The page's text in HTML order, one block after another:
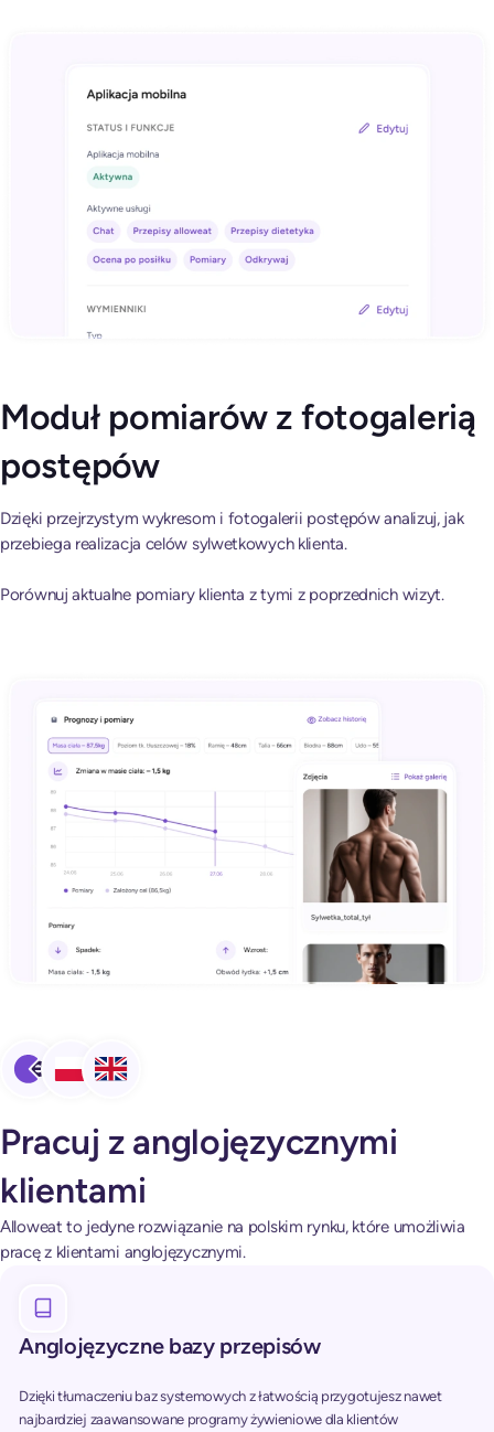
Moduł pomiarów z fotogalerią
postępów
Dzięki przejrzystym wykresom i fotogalerii postępów analizuj, jak
przebiega realizacja celów sylwetkowych klienta.
Porównuj aktualne pomiary klienta z tymi z poprzednich wizyt.
Pracuj z anglojęzycznymi
klientami
Alloweat to jedyne rozwiązanie na polskim rynku, które umożliwia
pracę z klientami anglojęzycznymi.
Anglojęzyczne bazy przepisów
Dzięki tłumaczeniu baz systemowych z łatwością przygotujesz nawet
najbardziej zaawansowane programy żywieniowe dla klientów